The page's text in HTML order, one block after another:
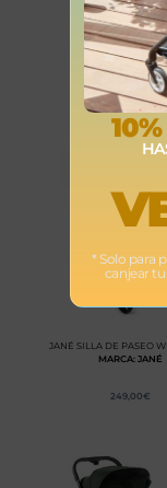
289,00 €
JANÉ SILLA DE PASEO
MARCA: JANÉ
249,00 €
* Solo para
canjear